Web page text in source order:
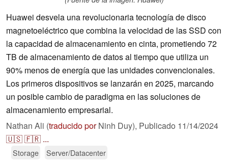
Huawei desvela una revolucionaria tecnología de disco
magnetoeléctrico que combina la velocidad de las SSD con
la capacidad de almacenamiento en cinta, prometiendo 72
TB de almacenamiento de datos al tiempo que utiliza un
90% menos de energía que las unidades convencionales.
Los primeros dispositivos se lanzarán en 2025, marcando
un posible cambio de paradigma en las soluciones de
almacenamiento empresarial.
Nathan Ali (traducido porNinh Duy), Publicado 11/14/2024
🇺🇸🇫🇷 ...
Storage Server/Datacenter